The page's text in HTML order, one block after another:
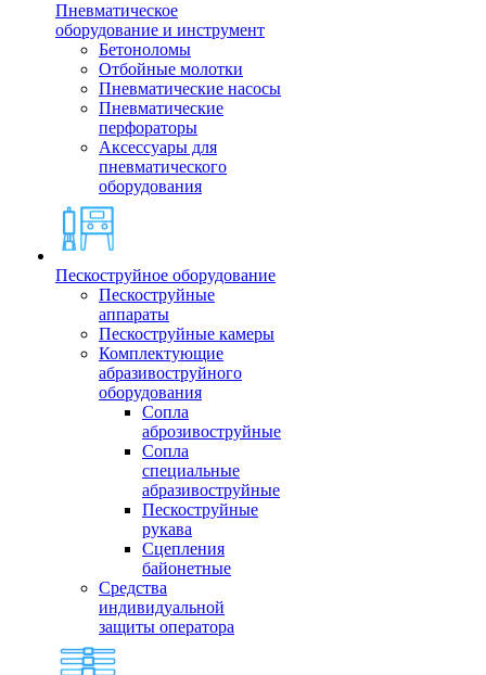
Пневматическое
оборудование и инструмент
Бетоноломы
Отбойные молотки
Пневматические насосы
Пневматические
перфораторы
Аксессуары для
пневматического
оборудования
Пескоструйное оборудование
Пескоструйные
аппараты
Пескоструйные камеры
Комплектующие
абразивоструйного
оборудования
Сопла
аброзивоструйные
Сопла
специальные
абразивоструйные
Пескоструйные
рукава
Сцепления
байонетные
Средства
индивидуальной
защиты оператора